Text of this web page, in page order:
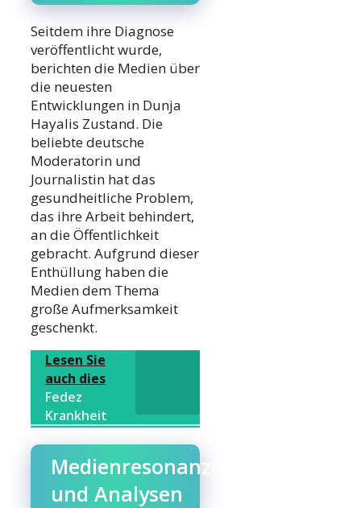
Seitdem ihre Diagnose
veröffentlicht wurde,
berichten die Medien über
die neuesten
Entwicklungen in Dunja
Hayalis Zustand. Die
beliebte deutsche
Moderatorin und
Journalistin hat das
gesundheitliche Problem,
das ihre Arbeit behindert,
an die Öffentlichkeit
gebracht. Aufgrund dieser
Enthüllung haben die
Medien dem Thema
große Aufmerksamkeit
geschenkt.
Lesen Sie
auch dies
Fedez
Krankheit
Medienresonanzen
und Analysen